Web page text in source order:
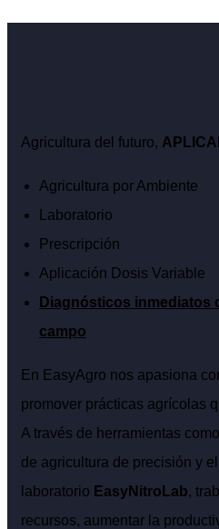
Agricultura del futuro,
Agricultura por Ambiente
Laboratorio
Prescripción
Aplicación Dosis Variable
Diagnósticos inmediatos
campo
En EasyAgro nos apasiona
promover prácticas agrícolas
A través de herramientas como
de agricultura de precisión y
laboratorio EasyNitroLab,
recursos, aumentar la